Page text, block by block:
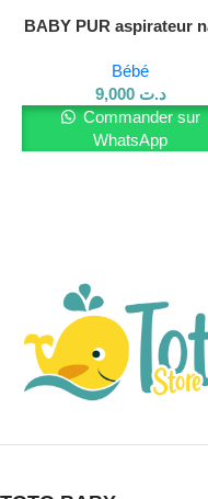
Testé
Non gras
Aqua, Diethylamino
Ethylhexyl
Adipate, Pentylene
Dimethicone,
Benzotriazolyl
Cetyl Phosphate,
Tocopherol, Panthenol,
Barbadensis Leaf Juice
BABY PUR aspirateur
Bébé
د.ت 9,000
Commander sur
WhatsApp